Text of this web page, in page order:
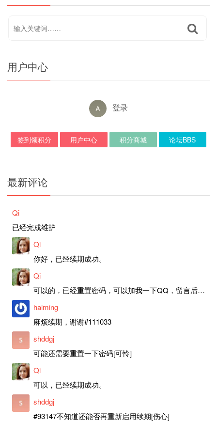
用户中心
登录
签到领积分 用户中心 积分商城 论坛BBS
最新评论
Qi
已经完成维护
Qi
你好，已经续期成功。
Qi
可以的，已经重置密码，可以加我一下QQ，留言后我就发密码给你。
haiming
麻烦续期，谢谢#111033
shddgj
可能还需要重置一下密码[可怜]
Qi
可以，已经续期成功。
shddgj
#93147不知道还能否再重新启用续期[伤心]